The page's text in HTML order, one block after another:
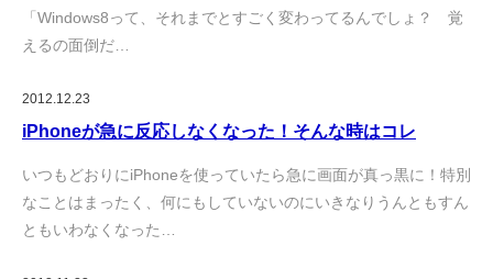
「Windows8って、それまでとすごく変わってるんでしょ？ 覚
えるの面倒だ…
2012.12.23
iPhoneが急に反応しなくなった！そんな時はコレ
いつもどおりにiPhoneを使っていたら急に画面が真っ黒に！特別
なことはまったく、何にもしていないのにいきなりうんともすん
ともいわなくなった…